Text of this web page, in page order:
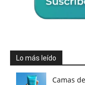
Lo más leído
Camas